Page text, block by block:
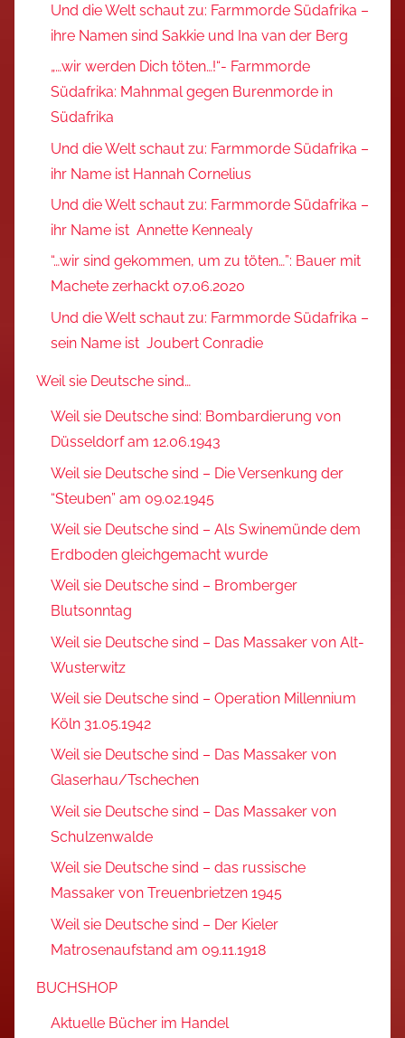
Und die Welt schaut zu: Farmmorde Südafrika –
ihre Namen sind Sakkie und Ina van der Berg
„…wir werden Dich töten…!“- Farmmorde
Südafrika: Mahnmal gegen Burenmorde in
Südafrika
Und die Welt schaut zu: Farmmorde Südafrika –
ihr Name ist Hannah Cornelius
Und die Welt schaut zu: Farmmorde Südafrika –
ihr Name ist Annette Kennealy
“…wir sind gekommen, um zu töten…”: Bauer mit
Machete zerhackt 07.06.2020
Und die Welt schaut zu: Farmmorde Südafrika –
sein Name ist Joubert Conradie
Weil sie Deutsche sind…
Weil sie Deutsche sind: Bombardierung von
Düsseldorf am 12.06.1943
Weil sie Deutsche sind – Die Versenkung der
“Steuben” am 09.02.1945
Weil sie Deutsche sind – Als Swinemünde dem
Erdboden gleichgemacht wurde
Weil sie Deutsche sind – Bromberger
Blutsonntag
Weil sie Deutsche sind – Das Massaker von Alt-
Wusterwitz
Weil sie Deutsche sind – Operation Millennium
Köln 31.05.1942
Weil sie Deutsche sind – Das Massaker von
Glaserhau/Tschechen
Weil sie Deutsche sind – Das Massaker von
Schulzenwalde
Weil sie Deutsche sind – das russische
Massaker von Treuenbrietzen 1945
Weil sie Deutsche sind – Der Kieler
Matrosenaufstand am 09.11.1918
BUCHSHOP
Aktuelle Bücher im Handel